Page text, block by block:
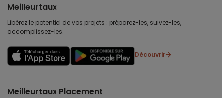
Meilleurtaux
Libérez le potentiel de vos projets : préparez-les, suivez-les,
accomplissez-les.
Découvrir
Meilleurtaux Placement